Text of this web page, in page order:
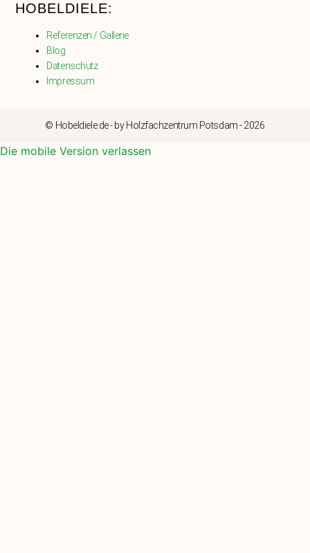
HOBELDIELE:
Referenzen / Gallerie
Blog
Datenschutz
Impressum
© Hobeldiele.de - by Holzfachzentrum Potsdam - 2026
Die mobile Version verlassen